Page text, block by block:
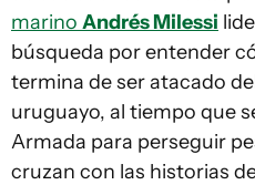
marino Andrés Milessi
búsqueda por entender
termina de ser atacado
uruguayo, al tiempo que
Armada para perseguir
cruzan con las historias